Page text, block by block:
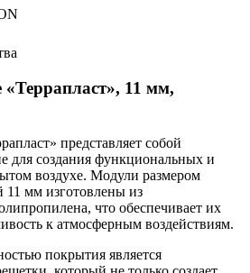
11 мм,
представляет собой
для создания функциональных и
воздухе. Модули размером
мм изготовлены из
что обеспечивает их
к атмосферным воздействиям.
покрытия является